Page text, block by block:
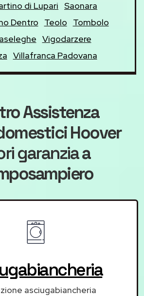
di Lupari Saonara
Dentro
Teolo
Tombolo
Vigodarzere
Villafranca Padovana
Assistenza
Hoover
garanziaa
asciugabiancheria